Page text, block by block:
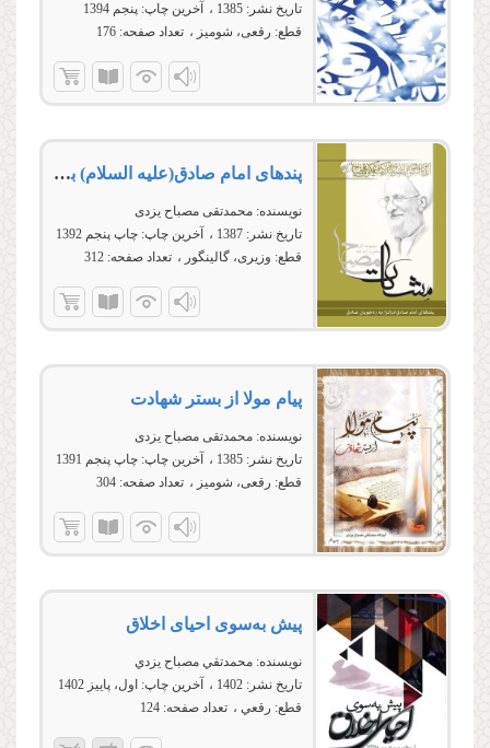
تاریخ نشر: 1385 آخرین چاپ: پنجم 1394
قطع: رقعی، شومیز تعداد صفحه: 176
پندهای امام صادق(علیه السلام) به ره‌جویان صادق
نویسنده: محمدتقی مصباح یزدی
تاریخ نشر: 1387 آخرین چاپ: چاپ پنجم 1392
قطع: وزیری، گالینگور تعداد صفحه: 312
پیام مولا از بستر شهادت
نویسنده: محمدتقی مصباح یزدی
تاریخ نشر: 1385 آخرین چاپ: چاپ پنجم 1391
قطع: رقعی، شومیز تعداد صفحه: 304
پیش‌ به‌سوی احیای اخلاق
نویسنده: محمدتقي مصباح يزدي
تاریخ نشر: 1402 آخرین چاپ: اول، پاییز 1402
قطع: رقعي تعداد صفحه: 124